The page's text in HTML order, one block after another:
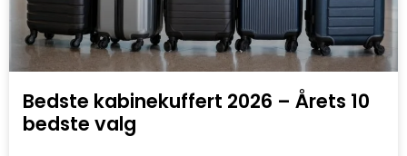
Bedste kabinekuffert 2026 – Årets 10
bedste valg